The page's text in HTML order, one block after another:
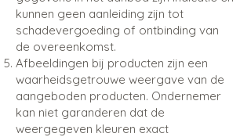
kunnen geen aanleiding zijn tot
schadevergoeding of ontbinding van
de overeenkomst.
Afbeeldingen bij producten zijn een
waarheidsgetrouwe weergave van de
aangeboden producten. Ondernemer
kan niet garanderen dat de
weergegeven kleuren exact